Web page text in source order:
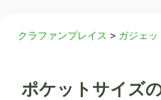
クラファンプレイス > ガジェッ
ポケットサイズ